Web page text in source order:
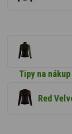
Tipy na nákup
Red